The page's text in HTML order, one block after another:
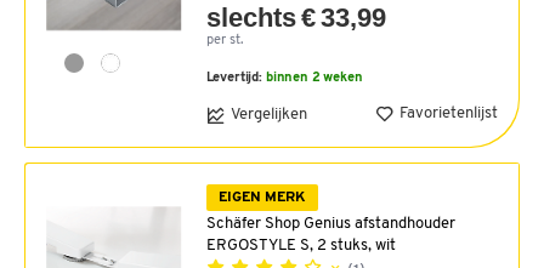
slechts € 33,99
per st.
Levertijd: binnen 2 weken
Vergelijken Favorietenlijst
EIGEN MERK
Schäfer Shop Genius afstandhouder
ERGOSTYLE S, 2 stuks, wit